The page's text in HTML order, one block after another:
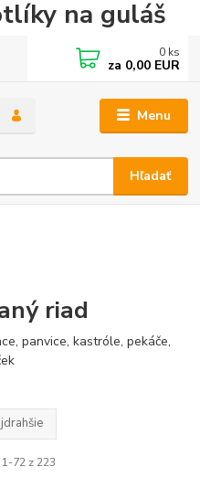
na guláš
Menu
Hľadať
0 ks
za 0,00 EUR
riad
panvice, kastróle, pekáče,
72 z 223